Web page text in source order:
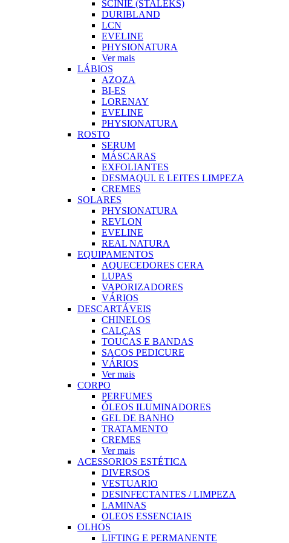
SCINIE (STALEKS)
DURIBLAND
LCN
EVELINE
PHYSIONATURA
Ver mais
LÁBIOS
AZOZA
BI-ES
LORENAY
EVELINE
PHYSIONATURA
ROSTO
SERUM
MÁSCARAS
EXFOLIANTES
DESMAQUI. E LEITES LIMPEZA
CREMES
SOLARES
PHYSIONATURA
REVLON
EVELINE
REAL NATURA
EQUIPAMENTOS
AQUECEDORES CERA
LUPAS
VAPORIZADORES
VÁRIOS
DESCARTÁVEIS
CHINELOS
CALÇAS
TOUCAS E BANDAS
SACOS PEDICURE
VÁRIOS
Ver mais
CORPO
PERFUMES
ÓLEOS ILUMINADORES
GEL DE BANHO
TRATAMENTO
CREMES
Ver mais
ACESSORIOS ESTÉTICA
DIVERSOS
VESTUARIO
DESINFECTANTES / LIMPEZA
LAMINAS
OLEOS ESSENCIAIS
OLHOS
LIFTING E PERMANENTE